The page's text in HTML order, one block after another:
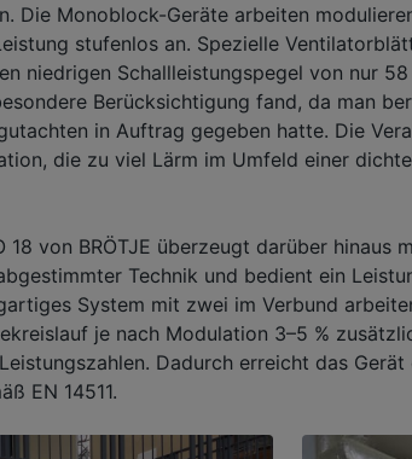
Die Monoblock-Geräte arbeiten
stufenlos an. Spezielle
niedrigen Schallleistungspegel von nur
Berücksichtigung fand, da man
in Auftrag gegeben hatte. Die
die zu viel Lärm im Umfeld einer
18 von BRÖTJE überzeugt darüber hinaus
Technik und bedient ein
System mit zwei im Verbund
je nach Modulation 3–5 %
Dadurch erreicht das Gerät
EN 14511.